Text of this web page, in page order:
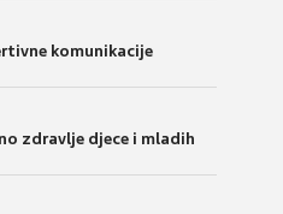
komunikacije
zdravlje djece i mladih